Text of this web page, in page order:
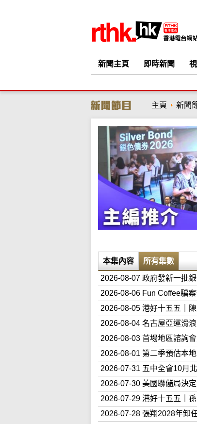
新聞主頁 即時新聞
主頁 新聞
本集內容 所有集數
2026-08-07 政府發新一批
2026-08-06 Fun Coffee騙
2026-08-05 港好十五五｜
2026-08-04 名古屋亞運滑
2026-08-03 首場地區諮詢
2026-08-01 第二季預估本
2026-07-31 五中全會10月
2026-07-30 美國聯儲局決
2026-07-29 港好十五五｜
2026-07-28 張翔2028年卸